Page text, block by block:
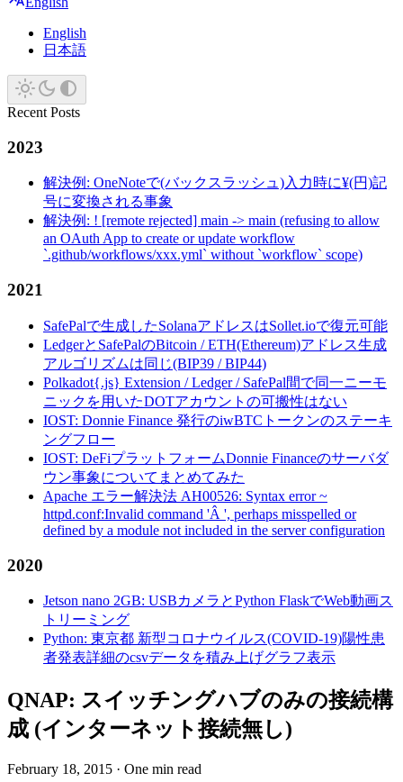
English
日本語
Recent Posts
2023
解決例: OneNoteで(バックスラッシュ)入力時に¥(円)記
号に変換される事象
解決例: ! [remote rejected] main -> main (refusing to allow
an OAuth App to create or update workflow
`.github/workflows/xxx.yml` without `workflow` scope)
2021
SafePalで生成したSolanaアドレスはSollet.ioで復元可能
LedgerとSafePalのBitcoin / ETH(Ethereum)アドレス生成
アルゴリズムは同じ(BIP39 / BIP44)
Polkadot{.js} Extension / Ledger / SafePal間で同一ニーモ
ニックを用いたDOTアカウントの可搬性はない
IOST: Donnie Finance 発行のiwBTCトークンのステーキ
ングフロー
IOST: DeFiプラットフォームDonnie Financeのサーバダ
ウン事象についてまとめてみた
Apache エラー解決法 AH00526: Syntax error ~
httpd.conf:Invalid command 'Â ', perhaps misspelled or
defined by a module not included in the server configuration
2020
Jetson nano 2GB: USBカメラとPython FlaskでWeb動画ス
トリーミング
Python: 東京都 新型コロナウイルス(COVID-19)陽性患
者発表詳細のcsvデータを積み上げグラフ表示
QNAP: スイッチングハブのみの接続構
成 (インターネット接続無し)
February 18, 2015 · One min read